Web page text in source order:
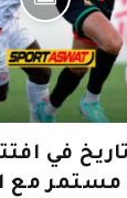
في
مستمر مع